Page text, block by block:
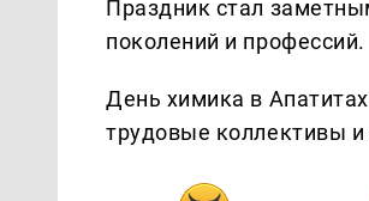
Праздник стал
поколений и профессий.
День химика в
трудовые коллективы